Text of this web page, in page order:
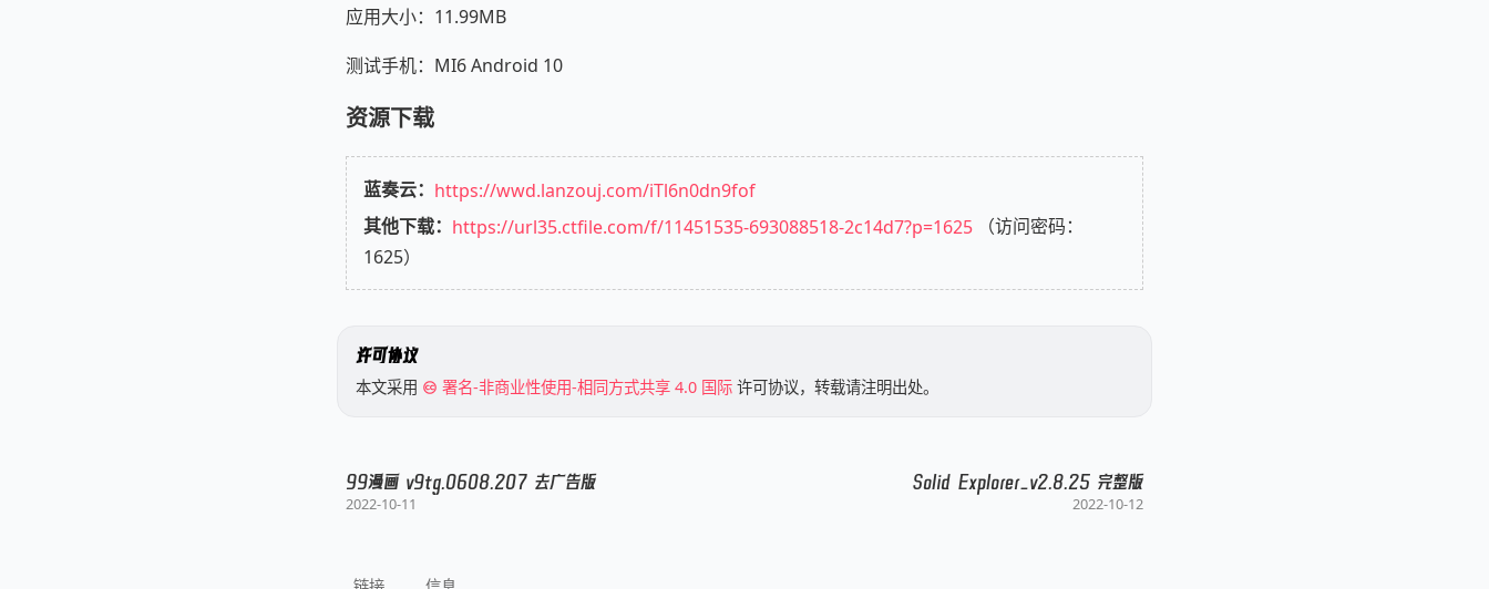
应用大小：11.99MB
测试手机：MI6 Android 10
资源下载
蓝奏云： https://wwd.lanzouj.com/iTl6n0dn9fof
其他下载： https://url35.ctfile.com/f/11451535-693088518-2c14d7?p=1625 （访问密码：
1625）
许可协议
本文采用 署名-非商业性使用-相同方式共享 4.0 国际 许可协议，转载请注明出处。
99漫画 v9tg.0608.207 去广告版
2022-10-11
Solid Explorer_v2.8.25 完整版
2022-10-12